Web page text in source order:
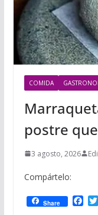
COMIDA
postre
3 agosto, 2026
Compártelo:
Share
F